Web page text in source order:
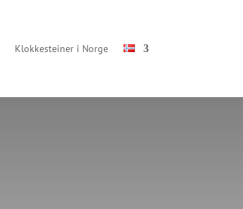
Klokkesteiner i Norge